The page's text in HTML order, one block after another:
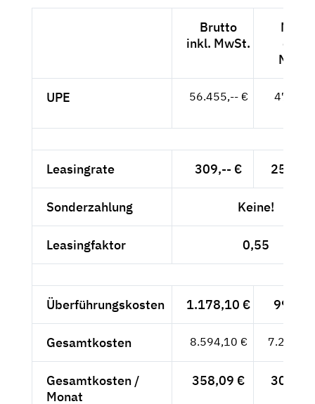
Brutto
inkl. MwSt.
Netto
exkl.
MwSt.
UPE 56.455,-- €
Leasingrate 309,-- € 259,66
Sonderzahlung Keine!
Leasingfaktor 0,55
Überführungskosten 1.178,10 € 990,--
Gesamtkosten 8.594,10 €
Gesamtkosten /
Monat
358,09 € 300,91